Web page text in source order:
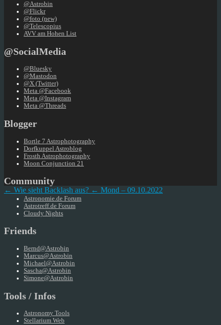
@Astrobin
@Flickr
@foto (new)
@Telescopius
AVV am Hohen List
@SocialMedia
@Bluesky
@Mastodon
@X (Twitter)
Meta @Facebook
Meta @Instagram
Meta @Threads
Blogger
Bortle 7 Astrophotography
Dorfkuppel Astroblog
Frosth Astrophotography
Moon Conjunction 21
Community
Astronomie.de Forum
Astrotreff.de Forum
Cloudy Nights
Friends
Bernd@Astrobin
Marcus@Astrobin
Michael@Astrobin
Sascha@Astrobin
Simone@Astrobin
Tools / Infos
Astronomy Tools
Stellarium Web
← Wie sieht Backlash aus? ← Mond – 09.10.2022